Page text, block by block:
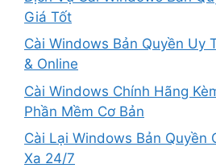
Giá Tốt
Cài Windows Bản Quyền Uy
& Online
Cài Windows Chính Hãng
Phần Mềm Cơ Bản
Cài Lại Windows Bản Quyền
Xa 24/7